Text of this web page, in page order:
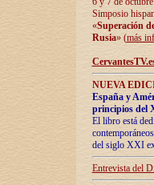
Simposio
«Superación
Rusia» (más
NUEVA
España y
principios del
El libro está
del siglo XXI
Entrevista del